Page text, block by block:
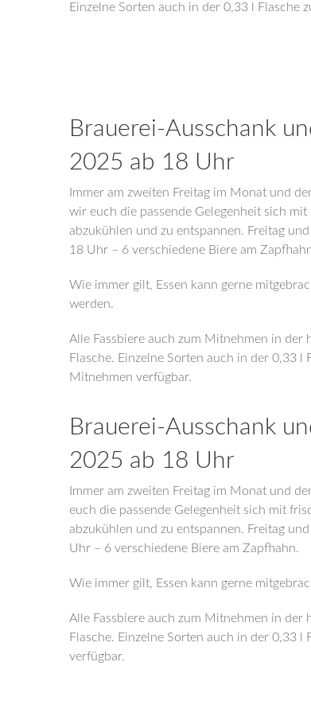
Einzelne Sorten auch in der 0,33 l Flasche
Brauerei-Ausschank
2025 ab 18 Uhr
Immer am zweiten Freitag im Monat und
wir euch die passende Gelegenheit sich
abzukühlen und zu entspannen. Freitag
18 Uhr – 6 verschiedene Biere am
Wie immer gilt, Essen kann gerne
werden.
Alle Fassbiere auch zum Mitnehmen in der
Flasche. Einzelne Sorten auch in der 0,33 l
Mitnehmen verfügbar.
Brauerei-Ausschank
2025 ab 18 Uhr
Immer am zweiten Freitag im Monat und
euch die passende Gelegenheit sich mit
abzukühlen und zu entspannen. Freitag
Uhr – 6 verschiedene Biere am Zapfhahn.
Wie immer gilt, Essen kann gerne
Alle Fassbiere auch zum Mitnehmen in der
Flasche. Einzelne Sorten auch in der 0,33 l
verfügbar.